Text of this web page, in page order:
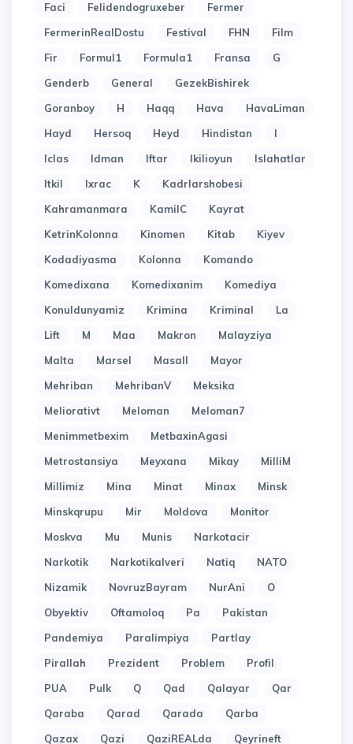
Faci
Felidendogruxeber
Fermer
FermerinRealDostu
Festival FHN
Film
Fir
Formul1 Formula1 Fransa
G
Genderb
General
GezekBishirek
Goranboy
H Haqq Hava
HavaLiman
Hayd
Hersoq Heyd Hindistan
I
Iclas
Idman Iftar Ikilioyun
Islahatlar
Itkil
Ixrac K
Kadrlarshobesi
Kahramanmara
KamilC
Kayrat
KetrinKolonna
Kinomen Kitab
Kiyev
Kodadiyasma
Kolonna
Komando
Komedixana
Komedixanim
Komediya
Konuldunyamiz
Krimina Kriminal
La
Lift
M Maa Makron
Malayziya
Malta
Marsel Masall
Mayor
Mehriban
MehribanV
Meksika
Meliorativt
Meloman
Meloman7
Menimmetbexim
MetbaxinAgasi
Metrostansiya
Meyxana Mikay
MilliM
Millimiz
Mina Minat Minax
Minsk
Minskqrupu
Mir Moldova
Monitor
Moskva
Mu Munis
Narkotacir
Narkotik
Narkotikalveri Natiq
NATO
Nizamik
NovruzBayram NurAni
O
Obyektiv
Oftamoloq Pa
Pakistan
Pandemiya
Paralimpiya
Partlay
Pirallah
Prezident Problem
Profil
PUA
Pulk Q Qad Qalayar
Qar
Qaraba
Qarad Qarada
Qarba
Qazax
Qazi QaziREALda Qeyrineft